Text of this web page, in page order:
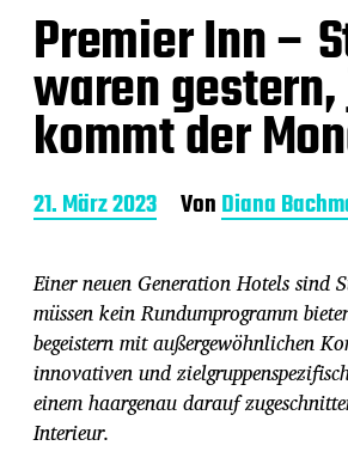
Premier Inn –
waren
kommt der
B
e
t
r
a
g
s
d
a
t
21. März 2023 VonDiana
Einer neuen Generation Hotels sind
müssen kein Rundumprogramm
begeistern mit außergewöhnlichen
innovativen und
einem haargenau darauf
Interieur.